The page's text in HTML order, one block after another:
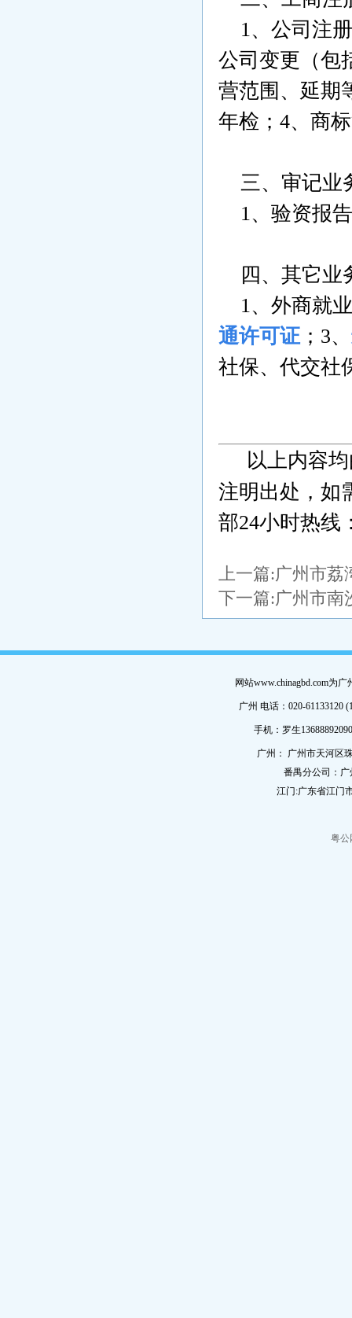
1、公司注
公司变更（包
营范围、延期
年检；4、商
三、审记业
1、验资报
四、其它业
1、外商就
通许可证； 3、
社保、代交社
以上内容
注明出处，如
部24小时热线
上一篇:广州市荔
下一篇:广州市南
网站www.chinagbd.com为
广州 电话：020-61133120
手机：罗生
广州： 广州市天河区
番禺分公司：
江门:广东省江门
粤公